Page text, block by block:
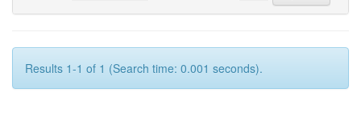
Results 1-1 of 1 (Search time: 0.001 seconds).